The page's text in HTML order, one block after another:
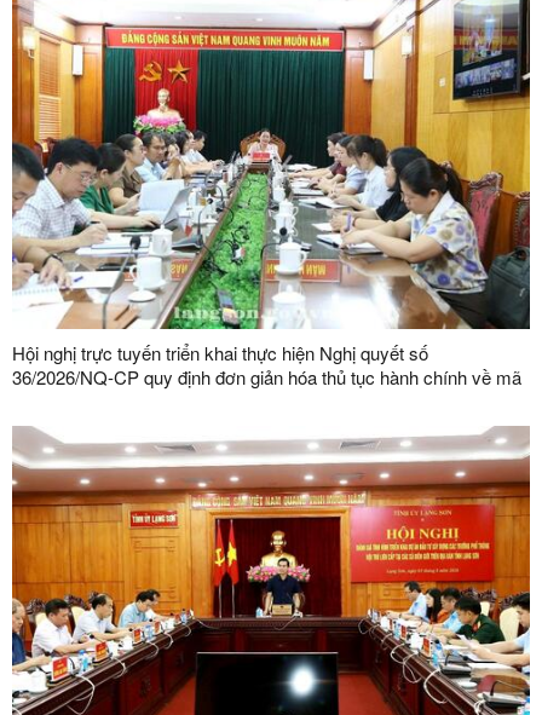
Hội nghị trực tuyến triển khai thực hiện Nghị quyết số
36/2026/NQ-CP quy định đơn giản hóa thủ tục hành chính về mã